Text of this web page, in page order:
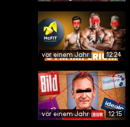
vor einem Jahr 12:24
vor einem Jahr 12:15